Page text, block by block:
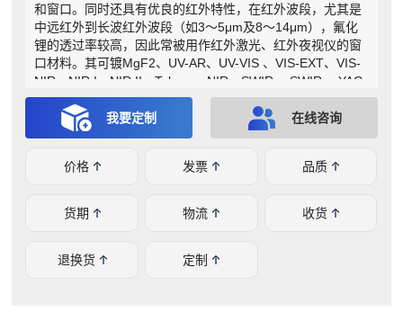
和窗口。同时还具有优良的红外特性，在红外波段，尤其是
中远红外到长波红外波段（如3～5μm及8～14μm），氟化
锂的透过率较高，因此常被用作红外激光、红外夜视仪的窗
口材料。其可镀MgF2、UV-AR、UV-VIS 、VIS-EXT、VIS-
NIR、NIR I、NIR II、Telecom-NIR、SWIR 、SWIR 、YAG-
BBAR等膜系，作为光学元件厂家，还可以根据需求为您定
制不同形状规格的光学元件，如您有任何问题或需求，欢迎
在线咨询。
我要定制 在线咨询
价格 发票 品质
货期 物流 收货
退换货 定制